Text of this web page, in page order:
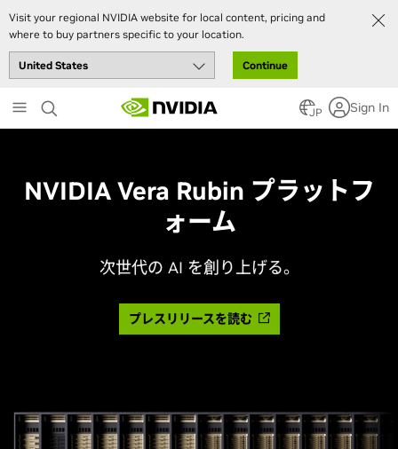
Visit your regional NVIDIA website for local content, pricing and
where to buy partners specific to your location.
Continue
to
main
JP Sign In
NVIDIA Vera Rubin プラットフ
ォーム
次世代の AI を創り上げる。
プレスリリースを読む